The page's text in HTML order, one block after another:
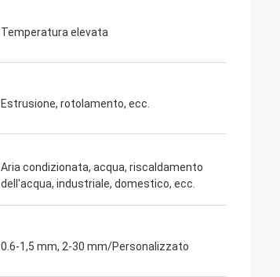
Temperatura elevata
Estrusione, rotolamento, ecc.
Aria condizionata, acqua, riscaldamento
dell'acqua, industriale, domestico, ecc.
0.6-1,5 mm, 2-30 mm/Personalizzato